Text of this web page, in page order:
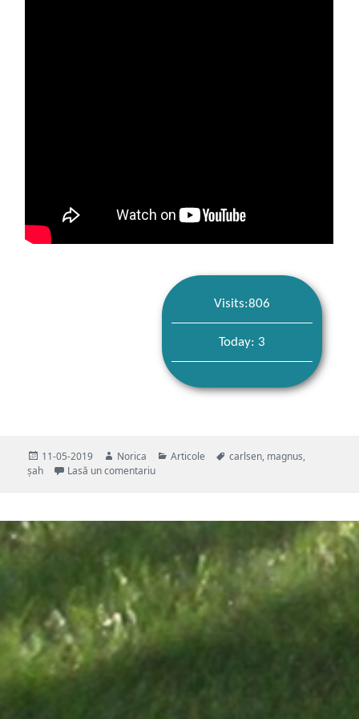
Visits:806
Today: 3
Publicat
pe
11-05-2019 Autor
Norica Categorii
Articole Etichete
carlsen, magnus,
șah
Lasă un comentariula Magnus Carlsen Wins for 19 secunde